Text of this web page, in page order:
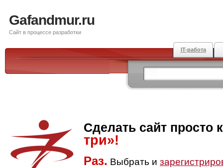
Gafandmur.ru
Сайт в процессе разработки
IT-работа
Сделать сайт просто
три»!
Раз. Выбрать и